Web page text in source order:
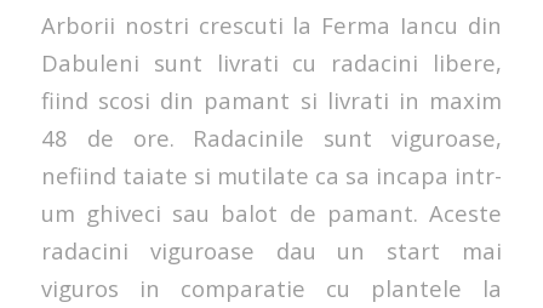
Arborii nostri crescuti la Ferma Iancu din
Dabuleni sunt livrati cu radacini libere,
fiind scosi din pamant si livrati in maxim
48 de ore. Radacinile sunt viguroase,
nefiind taiate si mutilate ca sa incapa intr-
um ghiveci sau balot de pamant. Aceste
radacini viguroase dau un start mai
viguros in comparatie cu plantele la